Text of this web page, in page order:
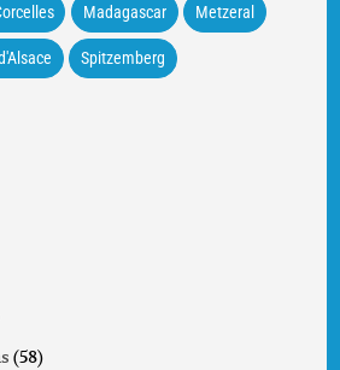
Madagascar Metzeral
Spitzemberg
(58)